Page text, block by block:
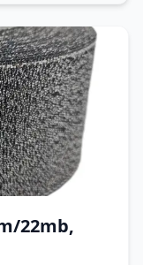
22mb,